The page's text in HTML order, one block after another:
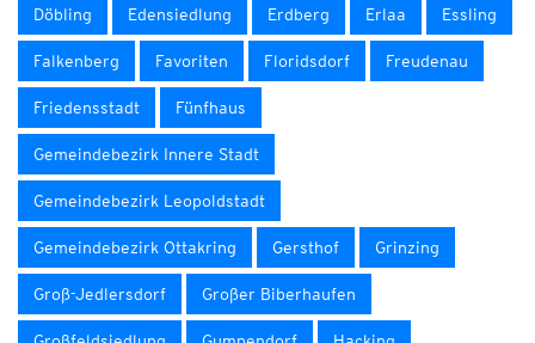
Döbling Edensiedlung Erdberg Erlaa Essling
Falkenberg Favoriten Floridsdorf Freudenau
Friedensstadt Fünfhaus
Gemeindebezirk Innere Stadt
Gemeindebezirk Leopoldstadt
Gemeindebezirk Ottakring Gersthof Grinzing
Groß-Jedlersdorf Großer Biberhaufen